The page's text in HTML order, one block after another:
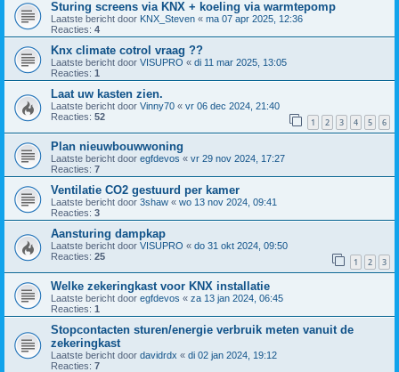
Sturing screens via KNX + koeling via warmtepomp
Laatste bericht door KNX_Steven « ma 07 apr 2025, 12:36
Reacties: 4
Knx climate cotrol vraag ??
Laatste bericht door VISUPRO « di 11 mar 2025, 13:05
Reacties: 1
Laat uw kasten zien.
Laatste bericht door Vinny70 « vr 06 dec 2024, 21:40
Reacties: 52 1 2 3 4 5 6
Plan nieuwbouwwoning
Laatste bericht door egfdevos « vr 29 nov 2024, 17:27
Reacties: 7
Ventilatie CO2 gestuurd per kamer
Laatste bericht door 3shaw « wo 13 nov 2024, 09:41
Reacties: 3
Aansturing dampkap
Laatste bericht door VISUPRO « do 31 okt 2024, 09:50
Reacties: 25 1 2 3
Welke zekeringkast voor KNX installatie
Laatste bericht door egfdevos « za 13 jan 2024, 06:45
Reacties: 1
Stopcontacten sturen/energie verbruik meten vanuit de
zekeringkast
Laatste bericht door davidrdx « di 02 jan 2024, 19:12
Reacties: 7